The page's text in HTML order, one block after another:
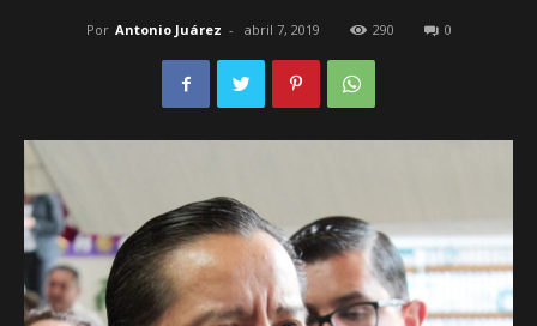
Edomex
Por Antonio Juárez - abril 7, 2019 290 0